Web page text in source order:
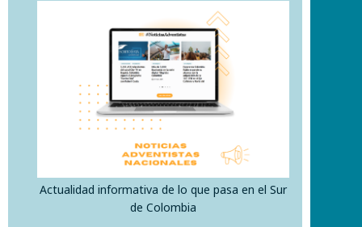
Actualidad informativa de lo que pasa en el Sur
de Colombia